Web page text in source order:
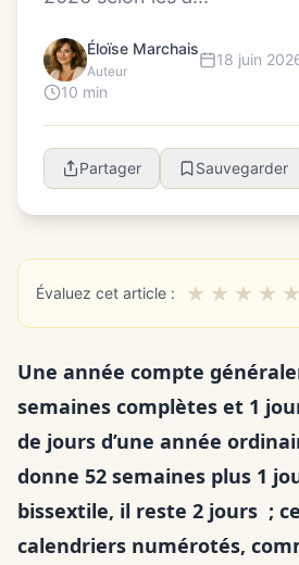
Éloïse Marchais
Auteur
18 juin
10 min
Partager Sauvegarder
Évaluez cet article : ★ ★ ★ ★ ★
Une année compte
semaines complètes et 1
de jours d’une année
donne 52 semaines plus 1
bissextile, il reste 2 jours ;
calendriers numérotés,